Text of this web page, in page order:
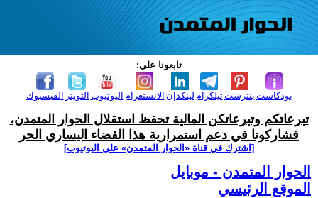
تابعونا على:
الفيسبوك التويتر اليوتيوب الانستغرام لينكدإن تيلكرامبنترست بودكاست
تبرعاتكم وتبرعاتكن المالية تحفظ استقلال الحوار المتمدن،
فشاركونا في دعم استمرارية هذا الفضاء اليساري الحر
[اشترك في قناة ‫«الحوار المتمدن» على اليوتيوب]
الحوار المتمدن - موبايل
الموقع الرئيسي